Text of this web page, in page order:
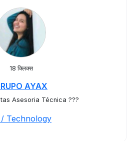
18 क्लिक्स
AYAX
Asesoria Técnica ???
Technology